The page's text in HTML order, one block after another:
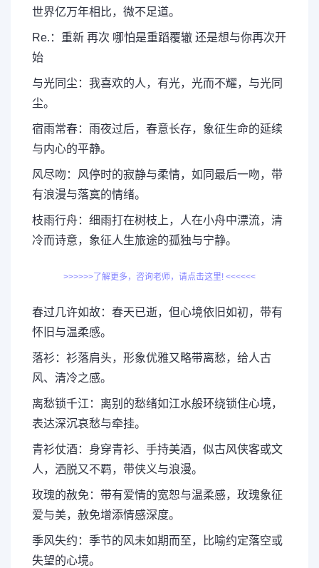
世界亿万年相比，微不足道。
Re.：重新 再次 哪怕是重蹈覆辙 还是想与你再次开
始
与光同尘：我喜欢的人，有光，光而不耀，与光同
尘。
宿雨常春：雨夜过后，春意长存，象征生命的延续
与内心的平静。
风尽吻：风停时的寂静与柔情，如同最后一吻，带
有浪漫与落寞的情绪。
枝雨行舟：细雨打在树枝上，人在小舟中漂流，清
冷而诗意，象征人生旅途的孤独与宁静。
>>>>>>了解更多，咨询老师，请点击这里! <<<<<<
春过几许如故：春天已逝，但心境依旧如初，带有
怀旧与温柔感。
落衫：衫落肩头，形象优雅又略带离愁，给人古
风、清冷之感。
离愁锁千江：离别的愁绪如江水般环绕锁住心境，
表达深沉哀愁与牵挂。
青衫仗酒：身穿青衫、手持美酒，似古风侠客或文
人，洒脱又不羁，带侠义与浪漫。
玫瑰的赦免：带有爱情的宽恕与温柔感，玫瑰象征
爱与美，赦免增添情感深度。
季风失约：季节的风未如期而至，比喻约定落空或
失望的心境。